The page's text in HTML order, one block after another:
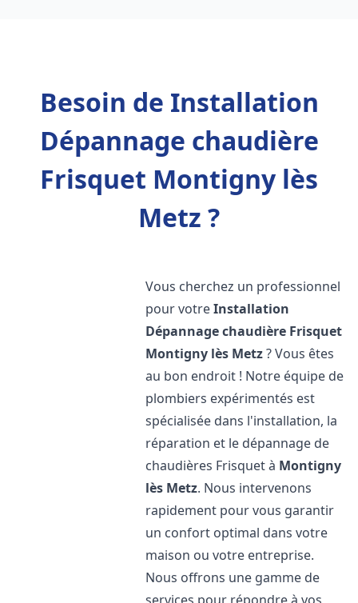
Besoin de Installation
Dépannage chaudière
Frisquet Montigny lès
Metz ?
Vous cherchez un professionnel
pour votreInstallation
Dépannage chaudière Frisquet
Montigny lès Metz? Vous êtes
au bon endroit ! Notre équipe de
plombiers expérimentés est
spécialisée dans l'installation, la
réparation et le dépannage de
chaudières Frisquet à Montigny
lès Metz. Nous intervenons
rapidement pour vous garantir
un confort optimal dans votre
maison ou votre entreprise.
Nous offrons une gamme de